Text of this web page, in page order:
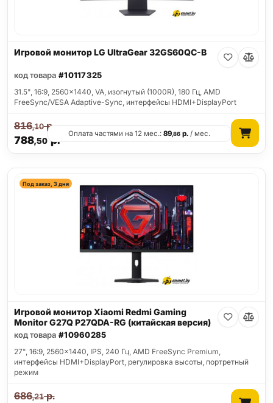
Игровой монитор LG UltraGear 32GS60QC-B
код товара #10117325
31.5", 16:9, 2560x1440, VA, изогнутый (1000R), 180 Гц, AMD
FreeSync/VESA Adaptive-Sync, интерфейсы HDMI+DisplayPort
788,50р.
816,10р.
Оплата частями на 12 мес.:89,86 р. / мес.
Под заказ, 3 дня
Игровой монитор Xiaomi Redmi Gaming
Monitor G27Q P27QDA-RG (китайская версия)
код товара #10960285
27", 16:9, 2560x1440, IPS, 240 Гц, AMD FreeSync Premium,
интерфейсы HDMI+DisplayPort, регулировка высоты, портретный
режим
686,21р.